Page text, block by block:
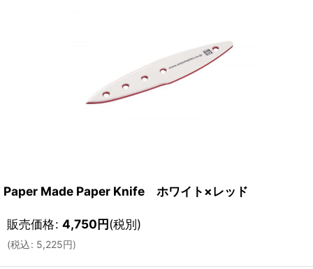
Paper Made Paper Knife ホワイト×レッド
販売価格: 4,750円(税別)
(税込: 5,225円)